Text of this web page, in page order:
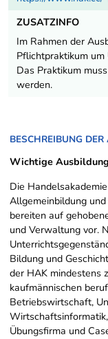
ZUSATZINFO
Im Rahmen der
Pflichtpraktikum
Das Praktikum
werden.
BESCHREIBUNG
Wichtige
Die
Allgemeinbildung
bereiten auf
und Verwaltung vor.
Bildung und
der HAK mindestens
kaufmännischen
Betriebswirtschaft,
Übungsfirma und